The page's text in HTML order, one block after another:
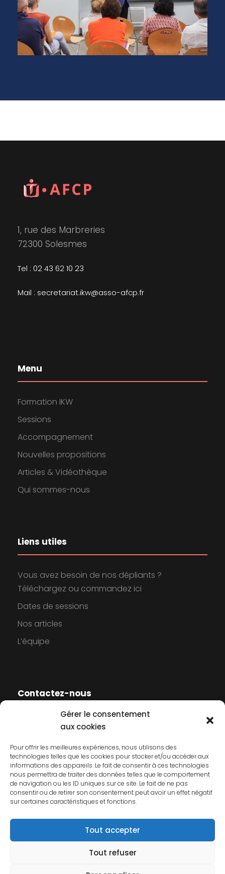
Gérer le consentement
aux cookies
Pour offrir les meilleures expériences, nous utilisons des
technologies telles que les cookies pour stocker et/ou accéder aux
informations des appareils. Le fait de consentir à ces technologies
nous permettra de traiter des données telles que le comportement
de navigation ou les ID uniques sur ce site. Le fait de ne pas
consentir ou de retirer son consentement peut avoir un effet négatif
sur certaines caractéristiques et fonctions.
Tout accepter
Tout refuser
1, rue des Marbreries
72300 Solesmes
Tel : 02 43 62 10 23
Mail : secretariat.ikw@asso-afcp.fr
Menu
Formation IKW
Sessions
Accompagnement
Nouvelles propositions
Articles & Vidéothèque
Qui sommes-nous
Liens utiles
Vous avez besoin de nos dépliants ?
Téléchargez ou commandez ici
Dates de sessions
Nos articles
L’équipe
Contactez-nous
Contactez-nous
Mentions légales
Politique de cookies
Politique de confidentialité